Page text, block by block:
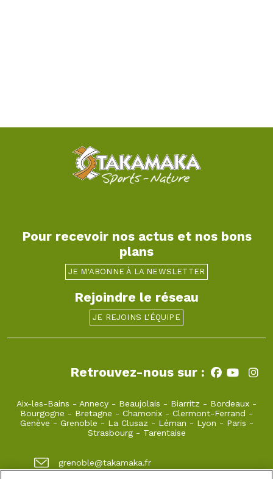
Pour recevoir nos actus et nos bons
plans
JE M'ABONNE À LA NEWSLETTER
Rejoindre le réseau
JE REJOINS L'ÉQUIPE
Retrouvez-nous sur :
Aix-les-Bains - Annecy - Beaujolais - Biarritz - Bordeaux -
Bourgogne - Bretagne - Chamonix - Clermont-Ferrand -
Genève - Grenoble - La Clusaz - Léman - Lyon - Paris -
Strasbourg- Tarentaise
grenoble@takamaka.fr